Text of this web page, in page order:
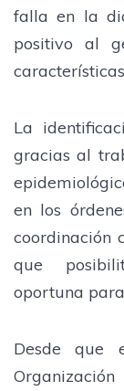
falla en la
positivo al
La
gracias al
en los
coordinación
que
oportuna
Desde que